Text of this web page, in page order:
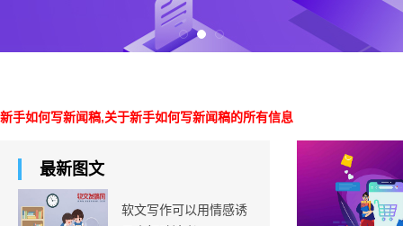
新手如何写新闻稿,关于新手如何写新闻稿的所有信息
最新图文
软文写作可以用情感诱